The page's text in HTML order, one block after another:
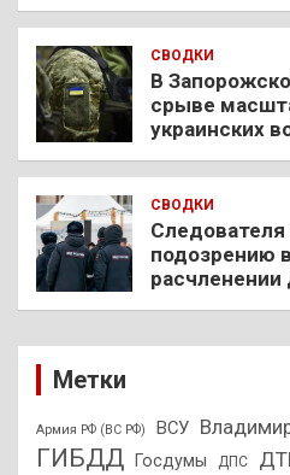
СВОДКИ
В
срыве
украинских
СВОДКИ
подозрению
расчленении
Метки
Армия РФ (ВС РФ) ВСУ
ГИБДД Госдумы ДПС